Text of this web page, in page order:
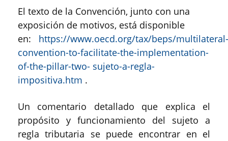
El texto de la Convención, junto con una
exposición de motivos, está disponible
en: https://www.oecd.org/tax/beps/multilateral-
convention-to-facilitate-the-implementation-
of-the-pillar-two- sujeto-a-regla-
impositiva.htm .
Un comentario detallado que explica el
propósito y funcionamiento del sujeto a
regla tributaria se puede encontrar en el